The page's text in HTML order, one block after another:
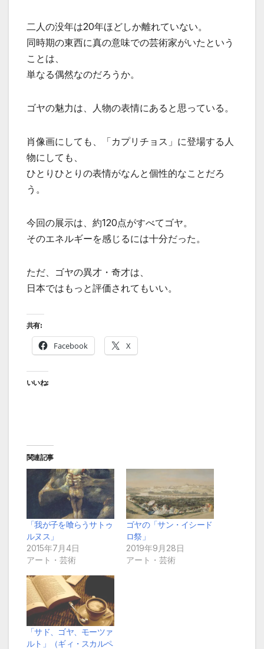
二人の没年は20年ほどしか離れていない。
同時期の東西に真の意味での芸術家がいたという
ことは、
単なる偶然なのだろうか。
ゴヤの魅力は、人物の表情にあると思っている。
肖像画にしても、「カプリチョス」に登場する人
物にしても、
ひとりひとりの表情がなんと個性的なことだろ
う。
今回の展示は、約120点がすべてゴヤ。
そのエネルギーを感じるには十分だった。
ただ、ゴヤの異才・奇才は、
日本ではもっと評価されてもいい。
共有:
Facebook X
いいね:
関連記事
「我が子を喰らうサトゥ
ルヌス」
2015年7月4日
アート・芸術
ゴヤの「サン・イシード
ロ祭」
2019年9月28日
アート・芸術
「サド、ゴヤ、モーツァ
ルト」（ギィ・スカルペ